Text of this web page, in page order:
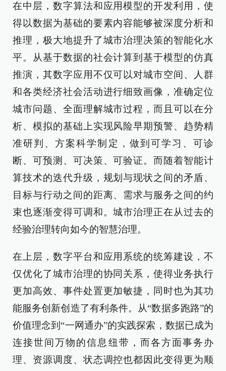
在中层，数字算法和应用模型的开发利用，使
得以数据为基础的要素内容能够被深度分析和
推理，极大地提升了城市治理决策的智能化水
平。从基于数据的社会计算到基于模型的仿真
推演，其数字应用不仅可以对城市空间、人群
和各类经济社会活动进行细致画像，准确定位
城市问题、全面理解城市过程，而且可以在分
析、模拟的基础上实现风险早期预警、趋势精
准研判、方案科学制定，做到可学习、可诊
断、可预测、可决策、可验证。而随着智能计
算技术的迭代升级，规划与现状之间的矛盾、
目标与行动之间的距离、需求与服务之间的约
束也逐渐变得可调和。城市治理正在从过去的
经验治理转向如今的智慧治理。
在上层，数字平台和应用系统的统筹建设，不
仅优化了城市治理的协同关系，使得业务执行
更加高效、事件处置更加敏捷，同时也为其功
能服务创新创造了有利条件。从“数据多跑路”的
价值理念到“一网通办”的实践探索，数据已成为
连接世间万物的信息纽带，而各方面事务办
理、资源调度、状态调控也都因此变得更为顺